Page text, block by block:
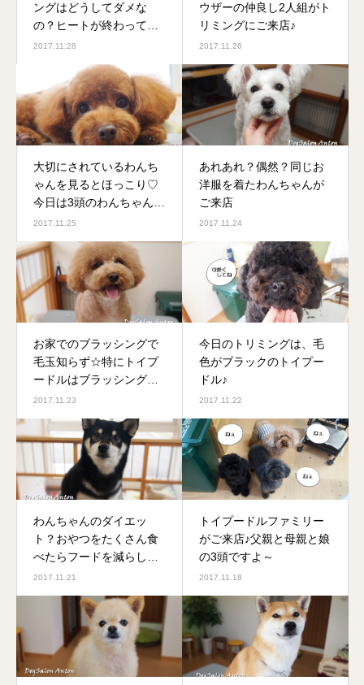
ングはどうしてダメな
の？ヒートが終わってか
らご利用をお願いしてい
2017.11.28
ウザーの仲良し2人組がト
リミングにご来店♪
2017.11.26
大切にされているわんち
ゃんを見るとほっこり♡
今日は3頭のわんちゃんが
ご来店です
2017.11.25
あれあれ？偶然？同じお
洋服を着たわんちゃんが
ご来店
2017.11.24
お家でのブラッシングで
毛玉知らず☆特にトイプ
ードルはブラッシングが
大切です
2017.11.23
今日のトリミングは、毛
色がブラックのトイプー
ドル♪
2017.11.22
わんちゃんのダイエッ
ト？おやつをたくさん食
べたらフードを減らして
くださいね
2017.11.21
トイプードルファミリー
がご来店♪父親と母親と娘
の3頭ですよ～
2017.11.18